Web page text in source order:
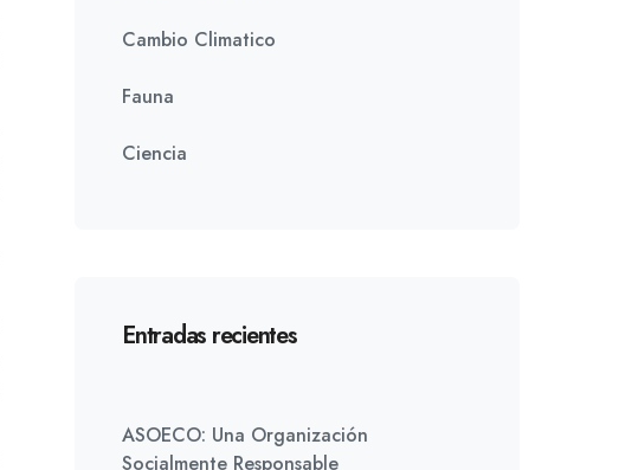
Cambio Climatico
Fauna
Ciencia
Entradas recientes
ASOECO: Una Organización
Socialmente Responsable